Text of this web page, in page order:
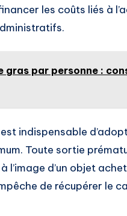
les coûts liés à
gras par personne :
indispensable
Toute sortie
d’un objet
de récupérer le